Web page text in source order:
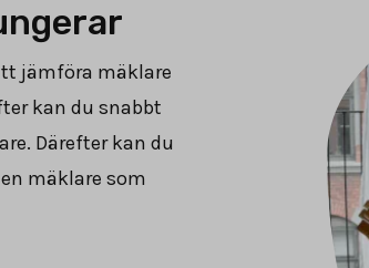
jämföra mäklare
kan du snabbt
Därefter kan du
mäklare som